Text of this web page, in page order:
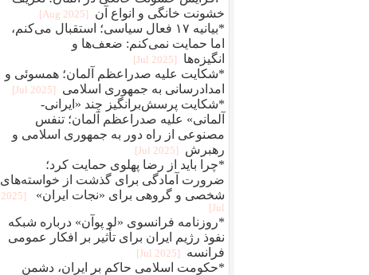
خشونت خانگی و انواع آن
[2025 Aug]
*بیانیه ۱۷ فعال سیاسی؛ استقبال می‌کنم،
اما حمایت نمی‌کنم: ضعف‌ها و
انگیزه‌ها
[2025 Jul]
*شکایت علیه صدراعظم آلمان؛ همسوئی و
امدادرسانی به جمهوری اسلامی
[2025 Jul]
*شکایت پرسش‌برانگیز چند «ایرانی-
آلمانی» علیه صدراعظم آلمان؛ تنفس
مصنوعی از راه دور به جمهوری اسلامی و
رهبرش
[2025 Jul]
*چرا باید از رضا پهلوی حمایت کرد؛
ضرورت آمادگی برای گذشت از خواسته‌های
شخصی و گروهی برای «نجات ایران»
[2025
Jul]
*روزنامه فرانسوی «لو پوآن» درباره شبکه
نفوذ رژیم ایران برای تأثیر بر افکار عمومی‌
فرانسه
[2025 Jul]
*حکومت اسلامی حاکم بر ایران، دشمن